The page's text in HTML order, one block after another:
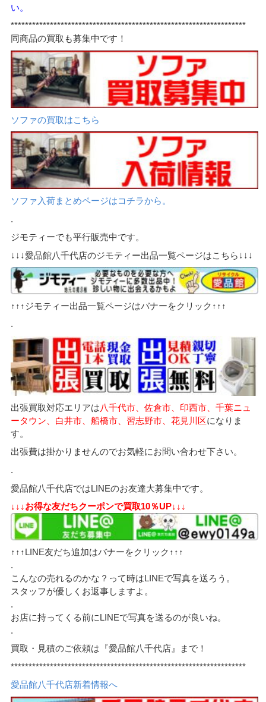
い。
******************************************************************
同商品の買取も募集中です！
ソファの買取はこちら
ソファ入荷まとめページはコチラから。
.
ジモティーでも平行販売中です。
↓↓↓愛品館八千代店のジモティー出品一覧ページはこちら↓↓↓
↑↑↑ジモティー出品一覧ページはバナーをクリック↑↑↑
.
出張買取対応エリアは八千代市、佐倉市、印西市、千葉ニュ
ータウン、白井市、船橋市、習志野市、花見川区になりま
す。
出張費は掛かりませんのでお気軽にお問い合わせ下さい。
.
愛品館八千代店ではLINEのお友達大募集中です。
↓↓↓お得な友だちクーポンで買取10％UP↓↓↓
↑↑↑LINE友だち追加はバナーをクリック↑↑↑
.
こんなの売れるのかな？って時はLINEで写真を送ろう。
スタッフが優しくお返事しますよ。
.
お店に持ってくる前にLINEで写真を送るのが良いね。
.
買取・見積のご依頼は『愛品館八千代店』まで！
******************************************************************
愛品館八千代店新着情報へ